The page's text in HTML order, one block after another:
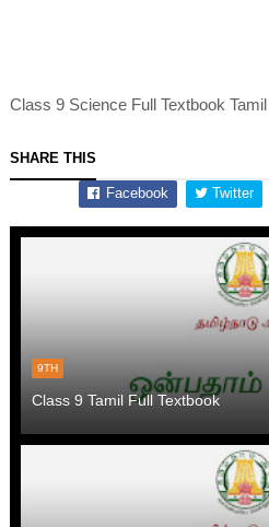
Class 9 Science Full Textbook
SHARE THIS
Facebook Twitter
9TH
Class 9 Tamil Full Textbook